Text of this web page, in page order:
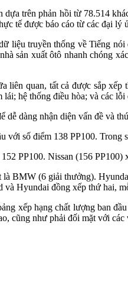
trên phản hồi từ 78.514
tế được báo cáo từ các đại lý
liệu truyền thống về Tiếng
sản xuất ôtô nhanh chóng
quan, tất cả được sắp
hệ thống điều hòa; và các
dàng nhận diện vấn đề và
với số điểm 138 PP100.
PP100. Nissan (156
BMW (6 giải thưởng).
Hyundai đồng xếp thứ hai,
xếp hạng chất lượng ban
cũng như phải đối mặt với các